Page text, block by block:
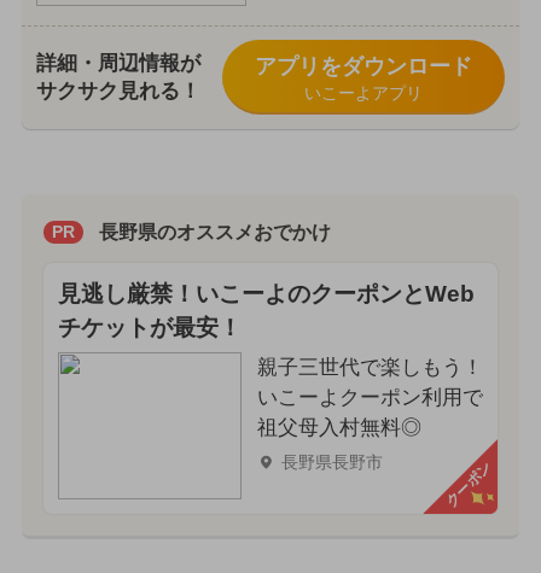
詳細・周辺情報が
サクサク見れる！
アプリをダウンロード
いこーよアプリ
PR 長野県のオススメおでかけ
見逃し厳禁！いこーよのクーポンとWeb
チケットが最安！
親子三世代で楽しもう！
いこーよクーポン利用で
祖父母入村無料◎
長野県長野市 クーポン